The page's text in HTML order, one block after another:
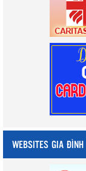
WEBSITES GIA ĐÌNH